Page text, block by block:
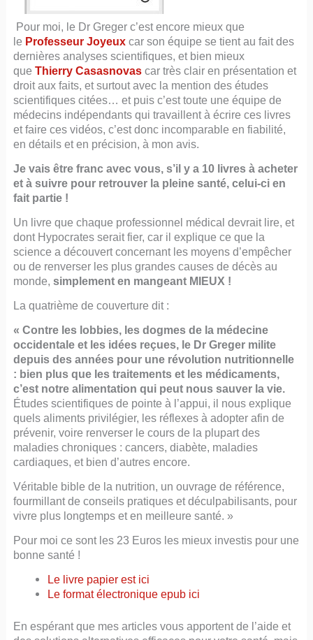
Pour moi, le Dr Greger c’est encore mieux que
le Professeur Joyeuxcar son équipe se tient au fait des
dernières analyses scientifiques, et bien mieux
que Thierry Casasnovas car très clair en présentation et
droit aux faits, et surtout avec la mention des études
scientifiques citées… et puis c’est toute une équipe de
médecins indépendants qui travaillent à écrire ces livres
et faire ces vidéos, c’est donc incomparable en fiabilité,
en détails et en précision, à mon avis.
Je vais être franc avec vous, s’il y a 10 livres à acheter
et à suivre pour retrouver la pleine santé, celui-ci en
fait partie !
Un livre que chaque professionnel médical devrait lire, et
dont Hypocrates serait fier, car il explique ce que la
science a découvert concernant les moyens d’empêcher
ou de renverser les plus grandes causes de décès au
monde, simplement en mangeant MIEUX !
La quatrième de couverture dit :
« Contre les lobbies, les dogmes de la médecine
occidentale et les idées reçues, le Dr Greger milite
depuis des années pour une révolution nutritionnelle
: bien plus que les traitements et les médicaments,
c’est notre alimentation qui peut nous sauver la vie.
Études scientifiques de pointe à l’appui, il nous explique
quels aliments privilégier, les réflexes à adopter afin de
prévenir, voire renverser le cours de la plupart des
maladies chroniques : cancers, diabète, maladies
cardiaques, et bien d’autres encore.
Véritable bible de la nutrition, un ouvrage de référence,
fourmillant de conseils pratiques et déculpabilisants, pour
vivre plus longtemps et en meilleure santé. »
Pour moi ce sont les 23 Euros les mieux investis pour une
bonne santé !
Le livre papier est ici
Le formatélectronique epub ici
En espérant que mes articles vous apportent de l’aide et